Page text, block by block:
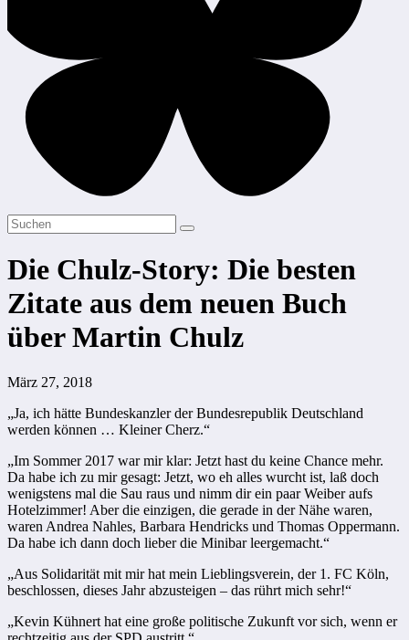
Die Chulz-Story: Die besten
Zitate aus dem neuen Buch
über Martin Chulz
März 27, 2018
„Ja, ich hätte Bundeskanzler der Bundesrepublik Deutschland
werden können … Kleiner Cherz.“
„Im Sommer 2017 war mir klar: Jetzt hast du keine Chance mehr.
Da habe ich zu mir gesagt: Jetzt, wo eh alles wurcht ist, laß doch
wenigstens mal die Sau raus und nimm dir ein paar Weiber aufs
Hotelzimmer! Aber die einzigen, die gerade in der Nähe waren,
waren Andrea Nahles, Barbara Hendricks und Thomas Oppermann.
Da habe ich dann doch lieber die Minibar leergemacht.“
„Aus Solidarität mit mir hat mein Lieblingsverein, der 1. FC Köln,
beschlossen, dieses Jahr abzusteigen – das rührt mich sehr!“
„Kevin Kühnert hat eine große politische Zukunft vor sich, wenn er